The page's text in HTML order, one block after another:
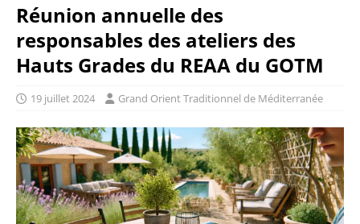
Réunion annuelle des
responsables des ateliers des
Hauts Grades du REAA du GOTM
19 juillet 2024 Grand Orient Traditionnel de Méditerranée